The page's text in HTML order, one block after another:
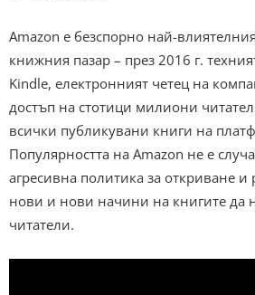
Amazon е безспорно най-
книжния пазар – през 2016 г.
Kindle, електронният четец на
достъп на стотици милиони
всички публикувани книги на
Популярността на Amazon не е
агресивна политика за откриване и
нови и нови начини на книгите да
читатели.